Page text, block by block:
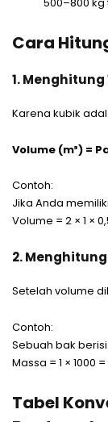
Cara
1. Menghitung
Karena kubik
Volume (m³) =
Contoh:
Jika Anda
Volume = 2 × 1 ×
2. Menghitung
Setelah volume
Contoh:
Sebuah bak
Massa = 1 × 1000 =
Tabel